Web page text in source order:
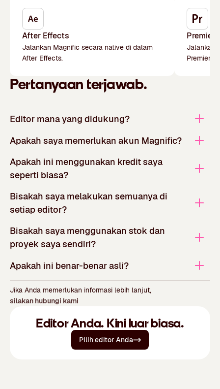
After Effects
Jalankan Magnific secara native di dalam
After Effects.
Jalankan
Premiere
Pertanyaan terjawab.
Editor mana yang didukung?
Apakah saya memerlukan akun Magnific?
Apakah ini menggunakan kredit saya
seperti biasa?
Bisakah saya melakukan semuanya di
setiap editor?
Bisakah saya menggunakan stok dan
proyek saya sendiri?
Apakah ini benar-benar asli?
Jika Anda memerlukan informasi lebih lanjut,
silakan hubungi kami
Editor Anda. Kini luar biasa.
Pilih editor Anda